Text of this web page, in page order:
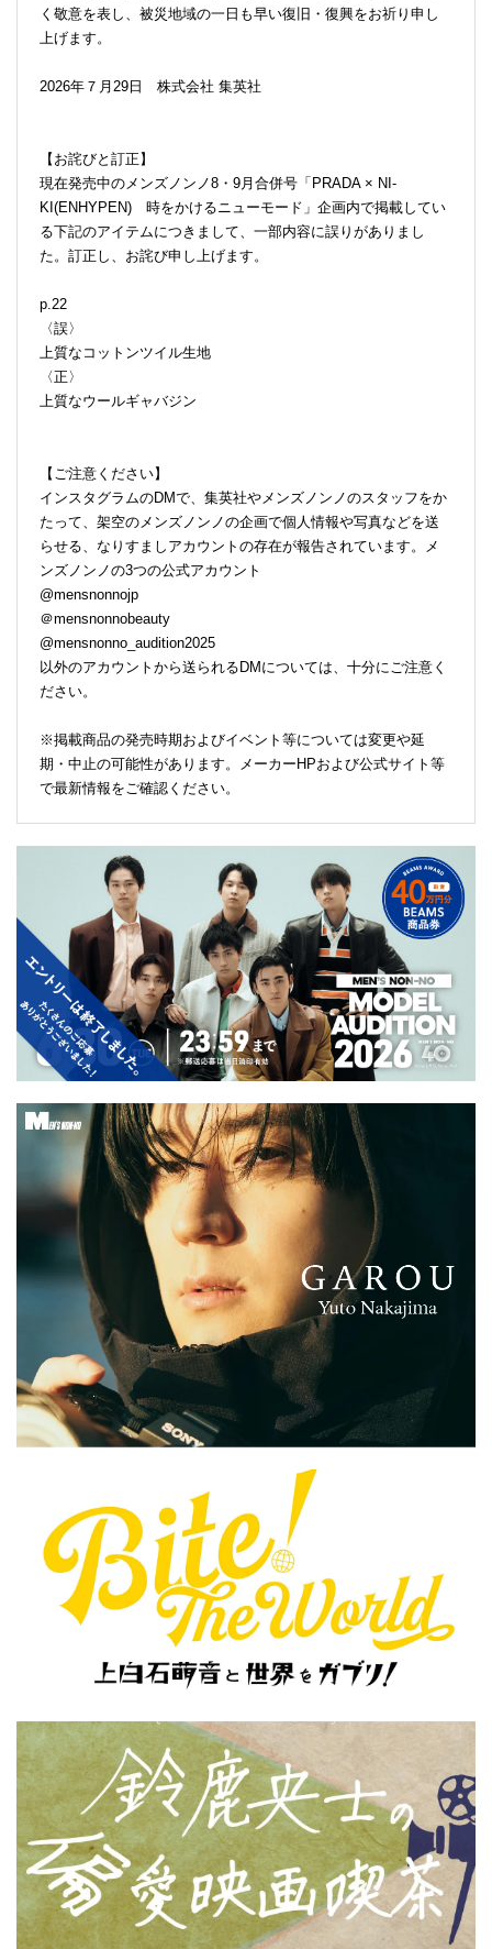
く敬意を表し、被災地域の一日も早い復旧・復興をお祈り申し
上げます。
2026年７月29日 株式会社 集英社
【お詫びと訂正】
現在発売中のメンズノンノ8・9月合併号「PRADA × NI-
KI(ENHYPEN) 時をかけるニューモード」企画内で掲載してい
る下記のアイテムにつきまして、一部内容に誤りがありまし
た。訂正し、お詫び申し上げます。
p.22
〈誤〉
上質なコットンツイル生地
〈正〉
上質なウールギャバジン
【ご注意ください】
インスタグラムのDMで、集英社やメンズノンノのスタッフをか
たって、架空のメンズノンノの企画で個人情報や写真などを送
らせる、なりすましアカウントの存在が報告されています。メ
ンズノンノの3つの公式アカウント
@mensnonnojp
＠mensnonnobeauty
@mensnonno_audition2025
以外のアカウントから送られるDMについては、十分にご注意く
ださい。
※掲載商品の発売時期およびイベント等については変更や延
期・中止の可能性があります。メーカーHPおよび公式サイト等
で最新情報をご確認ください。